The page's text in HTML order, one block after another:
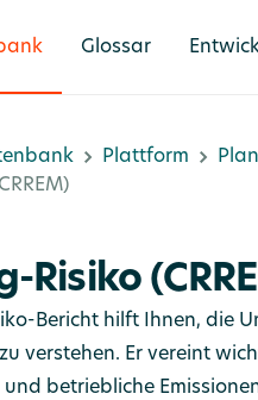
Glossar
Plattform
Risiko
Bericht hilft Ihnen, die
verstehen. Er vereint
betriebliche